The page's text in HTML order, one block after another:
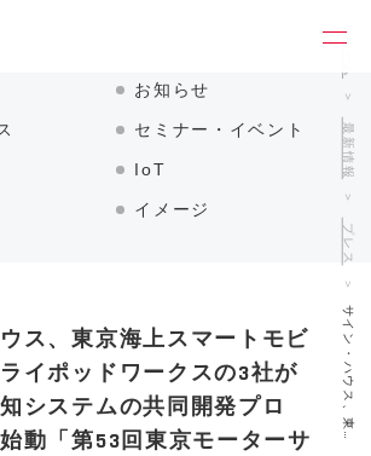
ホーム
最新情報
プレス
サイン・ハウス、東…
お知らせ
セミナー・イベント
IoT
イメージ
ス、東京海上スマートモビ
イポッドワークスの3社が
システムの共同開発プロ
動「第53回東京モーターサ